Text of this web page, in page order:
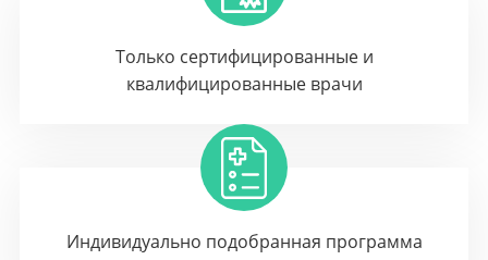
Только сертифицированные и
квалифицированные врачи
Индивидуально подобранная программа